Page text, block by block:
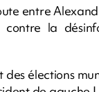
entre
la
élections